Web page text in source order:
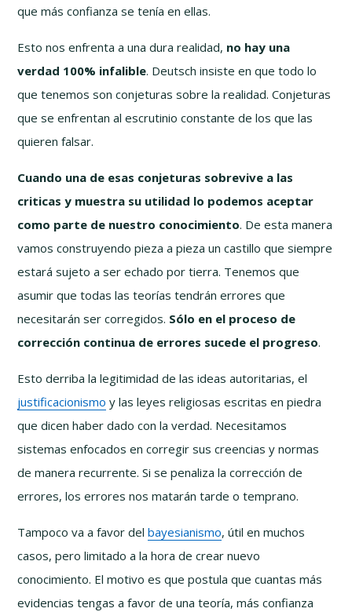
que más confianza se tenía en ellas.
Esto nos enfrenta a una dura realidad, no hay una
verdad 100% infalible. Deutsch insiste en que todo lo
que tenemos son conjeturas sobre la realidad. Conjeturas
que se enfrentan al escrutinio constante de los que las
quieren falsar.
Cuando una de esas conjeturas sobrevive a las
criticas y muestra su utilidad lo podemos aceptar
como parte de nuestro conocimiento. De esta manera
vamos construyendo pieza a pieza un castillo que siempre
estará sujeto a ser echado por tierra. Tenemos que
asumir que todas las teorías tendrán errores que
necesitarán ser corregidos. Sólo en el proceso de
corrección continua de errores sucede el progreso.
Esto derriba la legitimidad de las ideas autoritarias, el
justificacionismo y las leyes religiosas escritas en piedra
que dicen haber dado con la verdad. Necesitamos
sistemas enfocados en corregir sus creencias y normas
de manera recurrente. Si se penaliza la corrección de
errores, los errores nos matarán tarde o temprano.
Tampoco va a favor delbayesianismo, útil en muchos
casos, pero limitado a la hora de crear nuevo
conocimiento. El motivo es que postula que cuantas más
evidencias tengas a favor de una teoría, más confianza